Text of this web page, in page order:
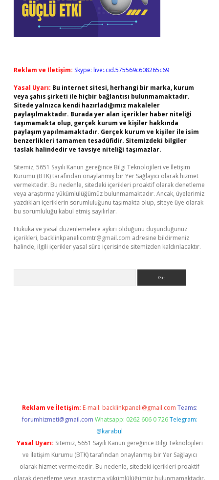
Reklam ve İletişim: Skype: live:.cid.575569c608265c69
Yasal Uyarı: Bu internet sitesi, herhangi bir marka, kurum
veya şahıs şirketi ile hiçbir bağlantısı bulunmamaktadır.
Sitede yalnızca kendi hazırladığımız makaleler
paylaşılmaktadır. Burada yer alan içerikler haber niteliği
taşımamakta olup, gerçek kurum ve kişiler hakkında
paylaşım yapılmamaktadır. Gerçek kurum ve kişiler ile isim
benzerlikleri tamamen tesadüfidir. Sitemizdeki bilgiler
taslak halindedir ve tavsiye niteliği taşımazlar.
Sitemiz, 5651 Sayılı Kanun gereğince Bilgi Teknolojileri ve İletişim
Kurumu (BTK) tarafından onaylanmış bir Yer Sağlayıcı olarak hizmet
vermektedir. Bu nedenle, sitedeki içerikleri proaktif olarak denetleme
veya araştırma yükümlülüğümüz bulunmamaktadır. Ancak, üyelerimiz
yazdıkları içeriklerin sorumluluğunu taşımakta olup, siteye üye olarak
bu sorumluluğu kabul etmiş sayılırlar.
Hukuka ve yasal düzenlemelere aykırı olduğunu düşündüğünüz
içerikleri, backlinkpanelicomtr@gmail.com adresine bildirmeniz
halinde, ilgili içerikler yasal süre içerisinde sitemizden kaldırılacaktır.
Reklam ve İletişim: E-mail: backlinkpaneli@gmail.com Teams:
forumhizmeti@gmail.com Whatsapp: 0262 606 0 726 Telegram:
@karabul
Yasal Uyarı: Sitemiz, 5651 Sayılı Kanun gereğince Bilgi Teknolojileri
ve İletişim Kurumu (BTK) tarafından onaylanmış bir Yer Sağlayıcı
olarak hizmet vermektedir. Bu nedenle, sitedeki içerikleri proaktif
olarak denetleme veya araştırma yükümlülüğümüz bulunmamaktadır.